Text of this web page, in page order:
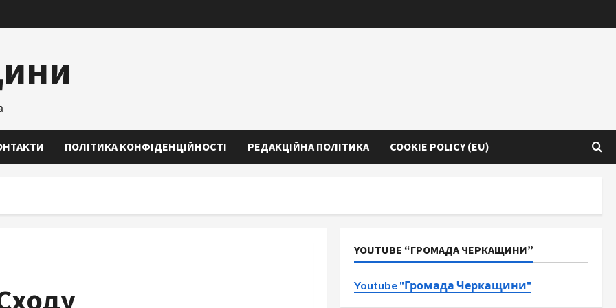
ПОЛІТИКА КОНФІДЕНЦІЙНОСТІ РЕДАКЦІЙНА ПОЛІТИКА COOKIE POLICY (EU)
YOUTUBE “ГРОМАДА ЧЕРКАЩИНИ”
Youtube "Громада Черкащини"